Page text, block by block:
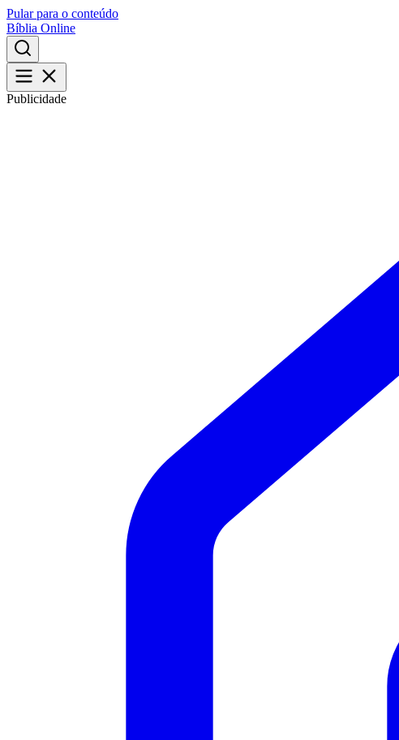
Pular para o conteúdo
Bíblia Online
Publicidade